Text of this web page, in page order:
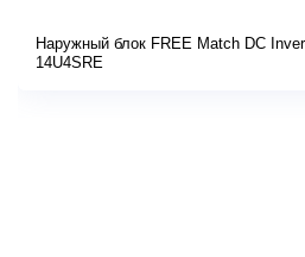
Наружный блок FREE Match DC
14U4SRE